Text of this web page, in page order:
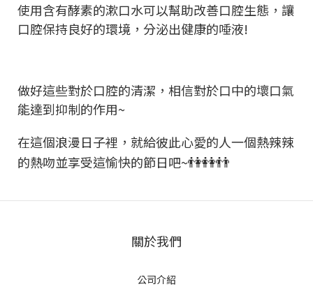
使用含有酵素的漱口水可以幫助改善口腔生態，讓
口腔保持良好的環境，分泌出健康的唾液!
做好這些對於口腔的清潔，相信對於口中的壞口氣
能達到抑制的作用~
在這個浪漫日子裡，就給彼此心愛的人一個熱辣辣
的熱吻並享受這愉快的節日吧~👫👭👬
關於我們
公司介紹